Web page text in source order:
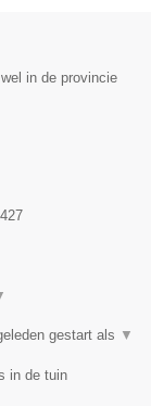
in de provincie
gestart als ▼
in de tuin